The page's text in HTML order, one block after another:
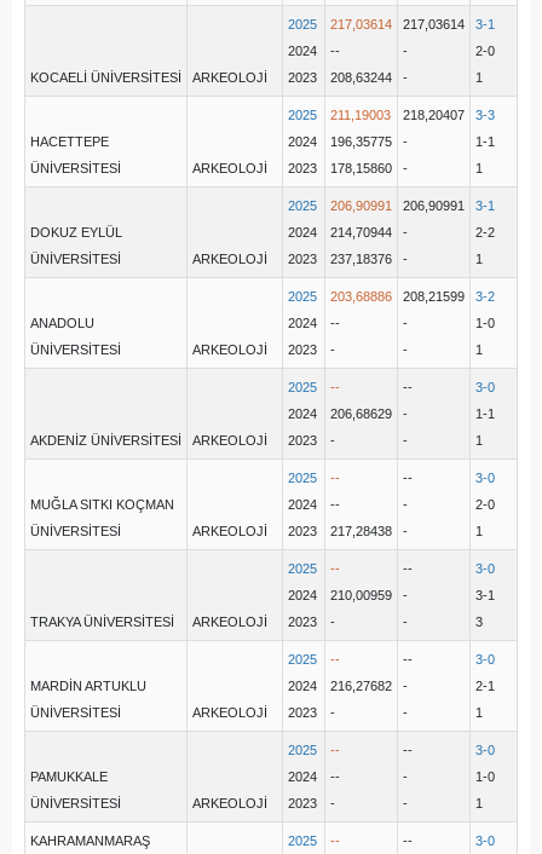
KOCAELİ ÜNİVERSİTESİ ARKEOLOJİ
2025
2024
2023
217,03614
--
208,63244
217,03614
-
-
3-1
2-0
1
HACETTEPE
ÜNİVERSİTESİ
ARKEOLOJİ
2025
2024
2023
211,19003
196,35775
178,15860
218,20407
-
-
3-3
1-1
1
DOKUZ EYLÜL
ÜNİVERSİTESİ
ARKEOLOJİ
2025
2024
2023
206,90991
214,70944
237,18376
206,90991
-
-
3-1
2-2
1
ANADOLU
ÜNİVERSİTESİ
ARKEOLOJİ
2025
2024
2023
203,68886
--
-
208,21599
-
-
3-2
1-0
1
AKDENİZ ÜNİVERSİTESİ ARKEOLOJİ
2025
2024
2023
--
206,68629
-
--
-
-
3-0
1-1
1
MUĞLA SITKI KOÇMAN
ÜNİVERSİTESİ
ARKEOLOJİ
2025
2024
2023
--
--
217,28438
--
-
-
3-0
2-0
1
TRAKYA ÜNİVERSİTESİ ARKEOLOJİ
2025
2024
2023
--
210,00959
-
--
-
-
3-0
3-1
3
MARDİN ARTUKLU
ÜNİVERSİTESİ
ARKEOLOJİ
2025
2024
2023
--
216,27682
-
--
-
-
3-0
2-1
1
PAMUKKALE
ÜNİVERSİTESİ
ARKEOLOJİ
2025
2024
2023
--
--
-
--
-
-
3-0
1-0
1
KAHRAMANMARAŞ 2025 -- -- 3-0